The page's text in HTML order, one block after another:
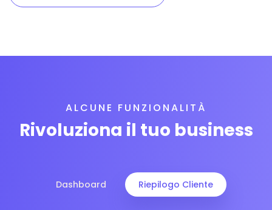
ALCUNE FUNZIONALITÀ
Rivoluziona il tuo business
Dashboard Riepilogo Cliente